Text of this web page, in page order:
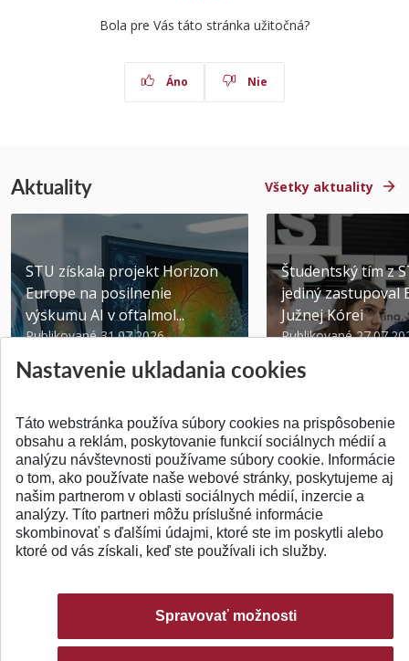
Bola pre Vás táto stránka užitočná?
Áno Nie
Aktuality Všetky aktuality
STU získala projekt Horizon
Europe na posilnenie
výskumu AI v oftalmol...
Publikované 31.07.2026
Študentský tím z
jediný zastupoval
Južnej Kórei
Publikované
SPÄŤ NA VRCH
Nastavenie ukladania cookies
Táto webstránka používa súbory cookies na prispôsobenie
obsahu a reklám, poskytovanie funkcií sociálnych médií a
analýzu návštevnosti používame súbory cookie. Informácie
o tom, ako používate naše webové stránky, poskytujeme aj
našim partnerom v oblasti sociálnych médií, inzercie a
analýzy. Títo partneri môžu príslušné informácie
skombinovať s ďalšími údajmi, ktoré ste im poskytli alebo
ktoré od vás získali, keď ste používali ich služby.
Spravovať možnosti